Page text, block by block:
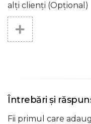
alți clienți (Opțional)
Întrebări și
Fii primul care